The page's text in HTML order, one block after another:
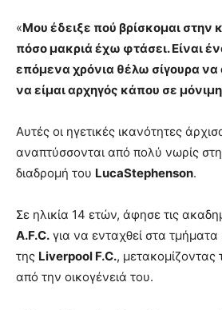
«Μου έδειξε πού βρίσκομαι στην
πόσο μακριά έχω φτάσει. Είναι
επόμενα χρόνια θέλω σίγουρα
να είμαι αρχηγός κάπου σε
Αυτές οι ηγετικές ικανότητες
αναπτύσσονται από πολύ νωρίς
διαδρομή του LucaStephenson.
Σε ηλικία 14 ετών, άφησε τις
A.F.C. για να ενταχθεί στα
της Liverpool F.C., μετακομίζοντας
από την οικογένειά του.